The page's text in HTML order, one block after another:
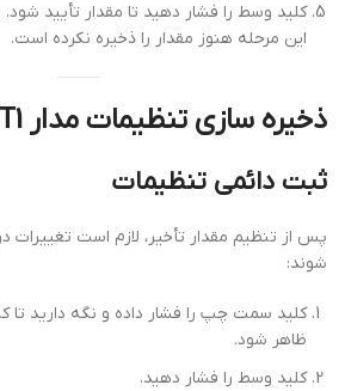
کلید وسط را فشار دهید تا مقدار تأیید
این مرحله هنوز مقدار را ذخیره نکرده است.
ذخیره سازی تنظیمات مدار CT1
ثبت دائمی تنظیمات
پس از تنظیم مقدار تأخیر، لازم است تغییرات
شوند:
کلید سمت چپ را فشار داده و نگه دارید تا
ظاهر شود.
کلید وسط را فشار دهید.